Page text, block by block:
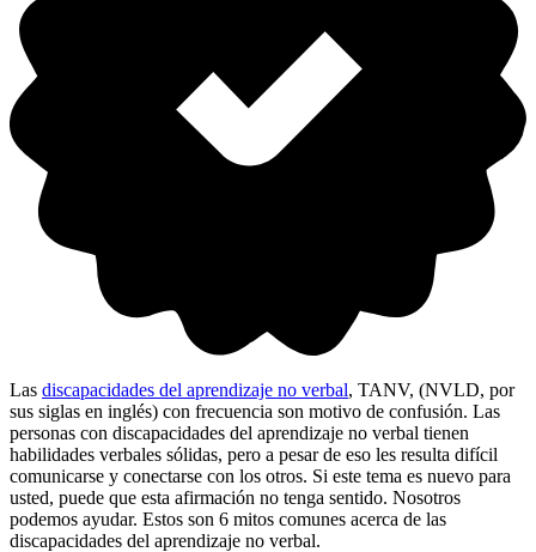
Las discapacidades del aprendizaje no verbal, TANV, (NVLD, por
sus siglas en inglés) con frecuencia son motivo de confusión. Las
personas con discapacidades del aprendizaje no verbal tienen
habilidades verbales sólidas, pero a pesar de eso les resulta difícil
comunicarse y conectarse con los otros. Si este tema es nuevo para
usted, puede que esta afirmación no tenga sentido. Nosotros
podemos ayudar. Estos son 6 mitos comunes acerca de las
discapacidades del aprendizaje no verbal.